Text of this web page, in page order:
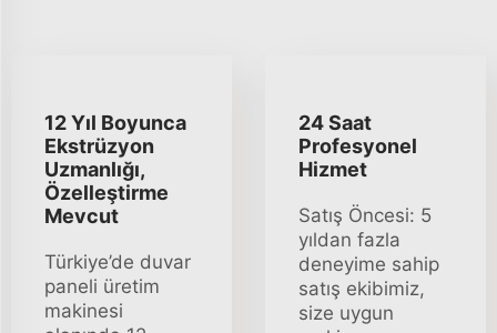
12 Yıl Boyunca
Ekstrüzyon
Uzmanlığı,
Özelleştirme
Mevcut
Türkiye’de duvar
paneli üretim
makinesi
24 Saat
Profesyonel
Hizmet
Satış Öncesi: 5
yıldan fazla
deneyime sahip
satış ekibimiz,
size uygun